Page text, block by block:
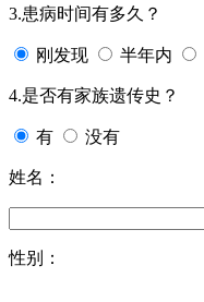
3.患病时间有多久？
刚发现 半年内
4.是否有家族遗传史？
有 没有
姓名：
性别：